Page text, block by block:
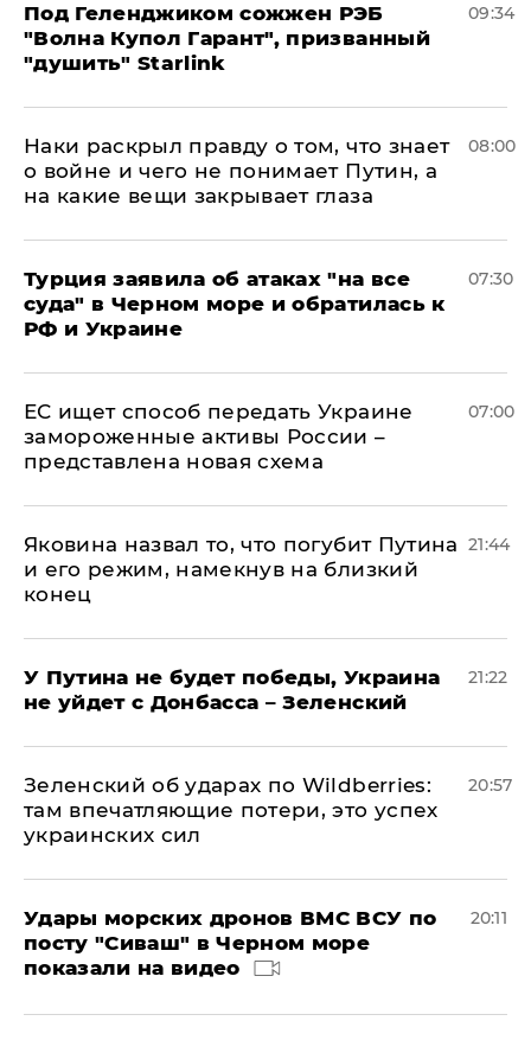
Под Геленджиком сожжен РЭБ
"Волна Купол Гарант", призванный
"душить" Starlink
09:34
Наки раскрыл правду о том, что знает
о войне и чего не понимает Путин, а
на какие вещи закрывает глаза
08:00
Турция заявила об атаках "на все
суда" в Черном море и обратилась к
РФ и Украине
07:30
ЕС ищет способ передать Украине
замороженные активы России –
представлена новая схема
07:00
Яковина назвал то, что погубит Путина
и его режим, намекнув на близкий
конец
21:44
У Путина не будет победы, Украина
не уйдет с Донбасса – Зеленский
21:22
Зеленский об ударах по Wildberries:
там впечатляющие потери, это успех
украинских сил
20:57
Удары морских дронов ВМС ВСУ по
посту "Сиваш" в Черном море
показали на видео
20:11